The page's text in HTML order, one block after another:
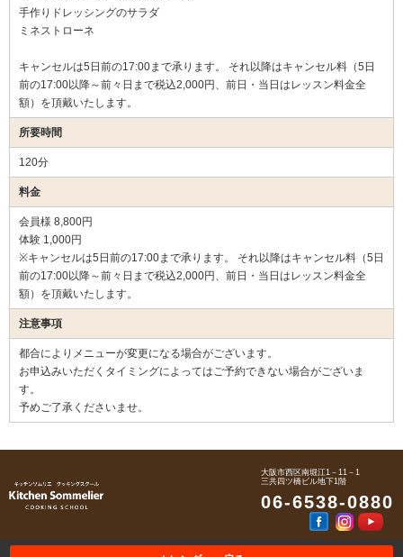
手作りドレッシングのサラダ
ミネストローネ
キャンセルは5日前の17:00まで承ります。 それ以降はキャンセル料（5日
前の17:00以降～前々日まで税込2,000円、前日・当日はレッスン料金全
額）を頂戴いたします。
所要時間
120分
料金
会員様 8,800円
体験 1,000円
※キャンセルは5日前の17:00まで承ります。 それ以降はキャンセル料（5日
前の17:00以降～前々日まで税込2,000円、前日・当日はレッスン料金全
額）を頂戴いたします。
注意事項
都合によりメニューが変更になる場合がございます。
お申込みいただくタイミングによってはご予約できない場合がございま
す。
予めご了承くださいませ。
大阪市西区南堀江1－11－1
三共四ツ橋ビル地下1階
06-6538-0880